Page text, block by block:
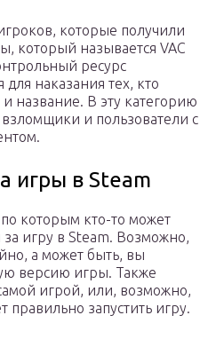
которые получили
который называется VAC
ресурс
наказания тех, кто
название. В эту категорию
и пользователи с
игры в Steam
которым кто-то может
за игру в Steam. Возможно,
а может быть, вы
версию игры. Также
игрой, или, возможно,
запустить игру.